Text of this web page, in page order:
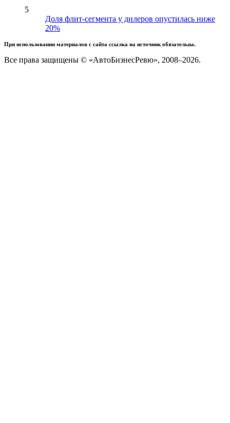
5
Доля флит-сегмента у дилеров опустилась ниже
20%
При использовании материалов с сайта ссылка на источник обязательна.
Все права защищены © «АвтоБизнесРевю», 2008–2026.